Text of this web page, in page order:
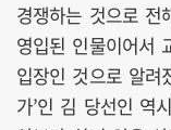
경쟁하는 것으로 전
영입된 인물이어서
입장인 것으로 알려
가’인 김 당선인 역